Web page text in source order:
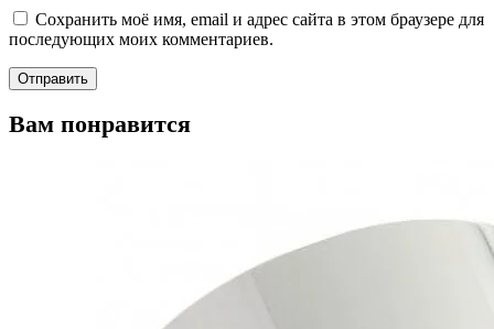
Сохранить моё имя, email и адрес сайта в этом браузере для
последующих моих комментариев.
Вам понравится